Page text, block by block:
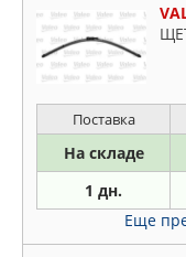
Поставка
На складе
1 дн.
Еще